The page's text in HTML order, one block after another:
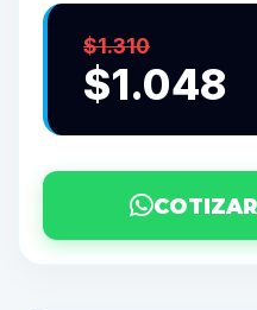
$1.310
$1.048